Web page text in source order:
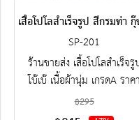
เสื้อโปโลสำเร็จรูป สีกรมท่า
SP-201
ร้านขายส่ง เสื้อโปโลสำเร็จรู
โบ๊เบ๊ เนื้อผ้านุ่ม เกรดA ราคา
โรงงาน ขายราคาส่งโบ๊เบ๊ พร้อม
ปัก-สกรีน ครบวงจร ติดต่อฝ่าย
฿295